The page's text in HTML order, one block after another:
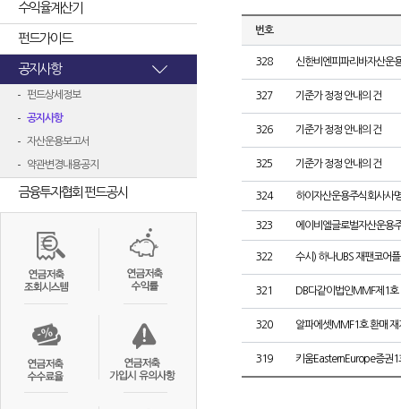
수익율계산기
펀드가이드
공지사항
펀드상세정보
공지사항
자산운용보고서
약관변경내용공지
금융투자협회 펀드공시
번호
328 신한비엔피파리바자산운
327 기준가 정정 안내의 건
326 기준가 정정 안내의 건
325 기준가 정정 안내의 건
324 하이자산운용주식회사사
323 에이비엘글로벌자산운용
322 수시) 하나UBS 재팬코어
321 DB다같이법인MMF제1호
320 알파에셋MMF1호 환매 재
319 키움EasternEurope증권1